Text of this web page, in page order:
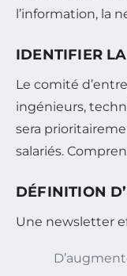
l’information, la
IDENTIFIER
Le comité
ingénieurs,
sera
salariés.
DÉFINITION
Une newsletter